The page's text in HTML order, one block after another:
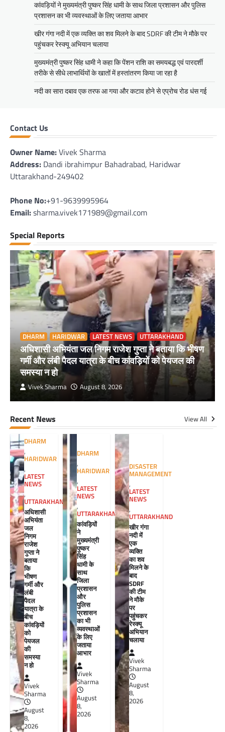
कांवड़ियों ने मुख्यमंत्री पुष्कर सिंह धामी के साथ जिला प्रशासन और पुलिस
प्रशासन का भी व्यवस्थाओं के लिए जताया आभार
खीर गंगा नदी में एक व्यक्ति का शव मिलने के बाद SDRF की टीम ने मौके पर
पहुंचकर रेस्क्यू अभियान चलाया
मुख्यमंत्री पुष्कर सिंह धामी ने कहा कि पेंशन राशि का समयबद्ध एवं पारदर्शी
तरीके से सीधे लाभार्थियों के खातों में हस्तांतरण किया जा रहा है
नदी का सारा दबाव एक तरफ आ गया और कटाव होने से एप्रोच रोड धंस गई
Contact Us
Owner Name:Vivek Sharma
Address: Dandi ibrahimpur Bahadrabad, Haridwar
Uttarakhand-249402
Phone No:+91-9639995964
Email:sharma.vivek171989@gmail.com
Special Reports
DHARM HARIDWAR LATEST NEWS UTTARAKHAND
अधिशासी अभियंता जल निगम राजेश गुप्ता ने बताया कि भीषण
गर्मी और लंबी पैदल यात्रा के बीच कांवड़ियों को पेयजल की
समस्या न हो
Vivek Sharma August 8, 2026
Recent News View All
DHARM
,
HARIDWAR
,
LATEST
NEWS
,
UTTARAKHAND
अधिशासी
अभियंता
जल
निगम
राजेश
गुप्ता ने
बताया
कि
भीषण
गर्मी और
लंबी
पैदल
यात्रा के
बीच
कांवड़ियों
को
पेयजल
की
समस्या
न हो
Vivek
Sharma
August
8,
2026
DHARM
,
HARIDWAR
,
LATEST
NEWS
,
UTTARAKHAND
कांवड़ियों
ने
मुख्यमंत्री
पुष्कर
सिंह
धामी के
साथ
जिला
प्रशासन
और
पुलिस
प्रशासन
का भी
व्यवस्थाओं
के लिए
जताया
आभार
Vivek
Sharma
August
8,
2026
DISASTER
MANAGEMENT
,
LATEST
NEWS
,
UTTARAKHAND
खीर गंगा
नदी में
एक
व्यक्ति
का शव
मिलने के
बाद
SDRF
की टीम
ने मौके
पर
पहुंचकर
रेस्क्यू
अभियान
चलाया
Vivek
Sharma
August
8,
2026